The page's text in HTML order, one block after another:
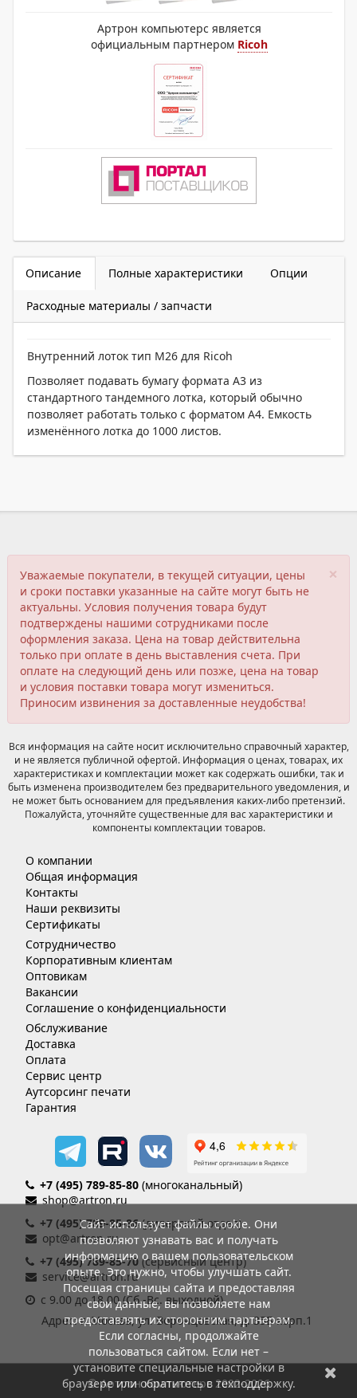
Артрон компьютерс является
официальным партнером Ricoh
Описание Полные характеристики Опции
Расходные материалы / запчасти
Внутренний лоток тип M26 для Ricoh
Позволяет подавать бумагу формата A3 из
стандартного тандемного лотка, который обычно
позволяет работать только с форматом A4. Емкость
изменённого лотка до 1000 листов.
×
Уважаемые покупатели, в текущей ситуации, цены
и сроки поставки указанные на сайте могут быть не
актуальны. Условия получения товара будут
подтверждены нашими сотрудниками после
оформления заказа. Цена на товар действительна
только при оплате в день выставления счета. При
оплате на следующий день или позже, цена на товар
и условия поставки товара могут измениться.
Приносим извинения за доставленные неудобства!
Вся информация на сайте носит исключительно справочный характер,
и не является публичной офертой. Информация о ценах, товарах, их
характеристиках и комплектации может как содержать ошибки, так и
быть изменена производителем без предварительного уведомления, и
не может быть основанием для предъявления каких-либо претензий.
Пожалуйста, уточняйте существенные для вас характеристики и
компоненты комплектации товаров.
О компании
Общая информация
Контакты
Наши реквизиты
Сертификаты
Сотрудничество
Корпоративным клиентам
Оптовикам
Вакансии
Соглашение о конфиденциальности
Обслуживание
Доставка
Оплата
Сервис центр
Аутсорсинг печати
Гарантия
+7 (495) 789-85-80 (многоканальный)
shop@artron.ru
+7 (495) 789-85-86(дилерский отдел)
opt@artron.ru
+7 (495) 789-85-70 (сервисный центр)
service@artron.ru
с 9.00 до 18.00 (Сб.-Вс. выходной)
Адрес: г. Москва, ул. Воронцовская, д. 35Б корп.1
© Артрон компьютерс 2002-2026
Сайт использует файлы cookie. Они
позволяют узнавать вас и получать
информацию о вашем пользовательском
опыте. Это нужно, чтобы улучшать сайт.
Посещая страницы сайта и предоставляя
свои данные, вы позволяете нам
предоставлять их сторонним партнерам.
Если согласны, продолжайте
пользоваться сайтом. Если нет –
установите специальные настройки в
браузере или обратитесь в техподдержку.